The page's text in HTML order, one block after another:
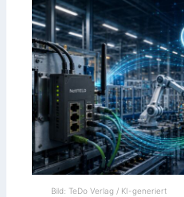
Bild: TeDo Verlag / KI-generiert